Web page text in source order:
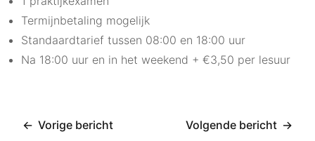
Termijnbetaling mogelijk
Standaardtarief tussen 08:00 en 18:00 uur
Na 18:00 uur en in het weekend + €3,50 per lesuur
Bericht
Vorige bericht Volgende bericht